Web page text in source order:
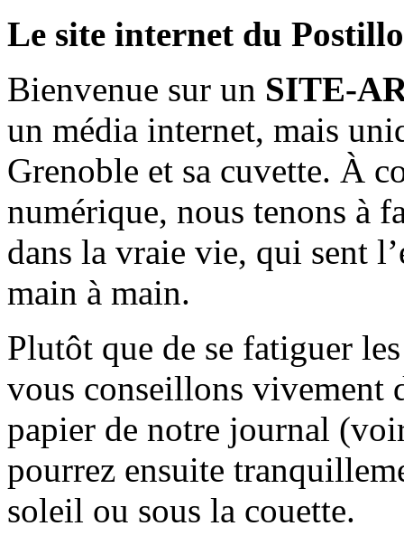
Le site internet du
Bienvenue sur un SITE-
un média internet, mais
Grenoble et sa cuvette. À
numérique, nous tenons à
dans la vraie vie, qui sent
main à main.
Plutôt que de se fatiguer
vous conseillons vivement
papier de notre journal
pourrez ensuite
soleil ou sous la couette.